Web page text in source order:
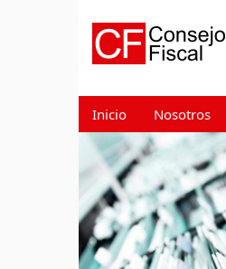
Inicio Nosotros